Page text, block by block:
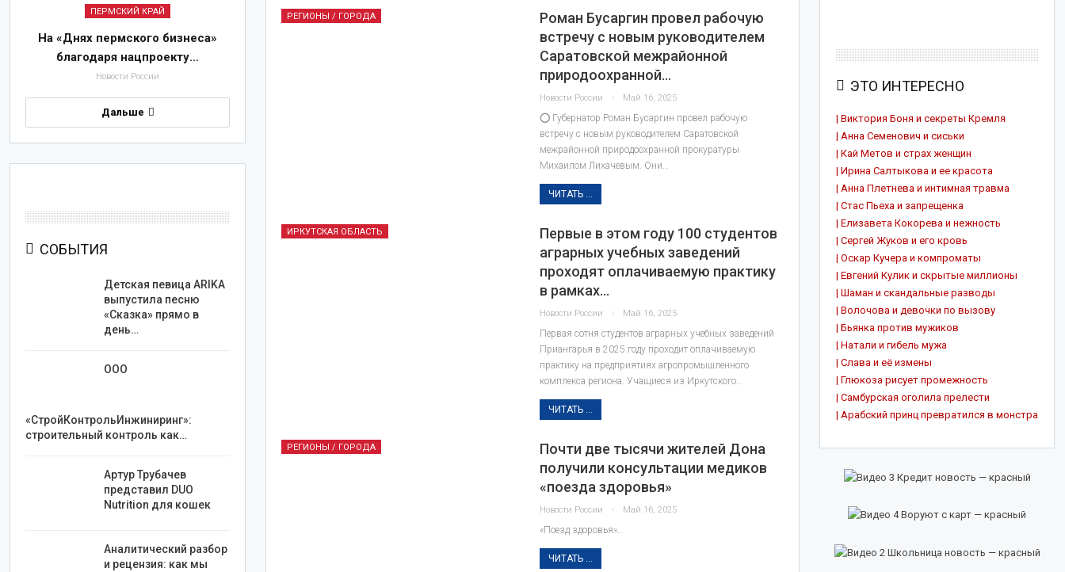
РЕГИОНЫ / ГОРОДА
Роман Бусаргин провел рабочую
встречу с новым руководителем
Саратовской межрайонной
природоохранной…
Новости России Май 16, 2025
⭕ Губернатор Роман Бусаргин провел рабочую
встречу с новым руководителем Саратовской
межрайонной природоохранной прокуратуры
Михаилом Лихачевым. Они…
ЧИТАТЬ ...
ИРКУТСКАЯ ОБЛАСТЬ
Первые в этом году 100 студентов
аграрных учебных заведений
проходят оплачиваемую практику
в рамках…
Новости России Май 16, 2025
Первая сотня студентов аграрных учебных заведений
Приангарья в 2025 году проходит оплачиваемую
практику на предприятиях агропромышленного
комплекса региона. Учащиеся из Иркутского
ЧИТАТЬ ...
РЕГИОНЫ / ГОРОДА
Почти две тысячи жителей Дона
получили консультации медиков
«поезда здоровья»
Новости России Май 16, 2025
«Поезд здоровья»…
ЧИТАТЬ ...
ЭТО ИНТЕРЕСНО
| Виктория Боня и секреты Кремля
| Анна Семенович и сиськи
| Кай Метов и страх женщин
| Ирина Салтыкова и ее красота
| Анна Плетнева и интимная травма
| Стас Пьеха и запрещенка
| Елизавета Кокорева и нежность
| Сергей Жуков и его кровь
| Оскар Кучера и компроматы
| Евгений Кулик и скрытые миллионы
| Шаман и скандальные разводы
| Волочова и девочки по вызову
| Бьянка против мужиков
| Натали и гибель мужа
| Слава и её измены
| Глюкоза рисует промежность
| Самбурская оголила прелести
| Арабский принц превратился в монстра
ПЕРМСКИЙ КРАЙ
На «Днях пермского бизнеса»
благодаря нацпроекту…
Новости России
Дальше
СОБЫТИЯ
Детская певица ARIKA
выпустила песню
«Сказка» прямо в
день…
ООО
«СтройКонтрольИнжиниринг»:
строительный контроль как…
Артур Трубачев
представил DUO
Nutrition для кошек
Аналитический разбор
и рецензия: как мы